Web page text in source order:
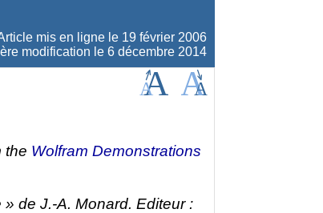
mis en ligne le 19 février 2006
modification le 6 décembre 2014
the Wolfram Demonstrations
de J.-A. Monard. Editeur :